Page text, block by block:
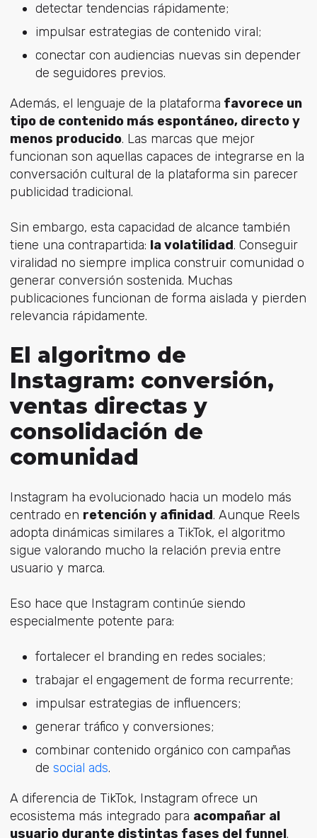
detectar tendencias rápidamente;
impulsar estrategias de contenido viral;
conectar con audiencias nuevas sin depender
de seguidores previos.
Además, el lenguaje de la plataforma favorece un
tipo de contenido más espontáneo, directo y
menos producido. Las marcas que mejor
funcionan son aquellas capaces de integrarse en la
conversación cultural de la plataforma sin parecer
publicidad tradicional.
Sin embargo, esta capacidad de alcance también
tiene una contrapartida: la volatilidad. Conseguir
viralidad no siempre implica construir comunidad o
generar conversión sostenida. Muchas
publicaciones funcionan de forma aislada y pierden
relevancia rápidamente.
El algoritmo de
Instagram: conversión,
ventas directas y
consolidación de
comunidad
Instagram ha evolucionado hacia un modelo más
centrado en retención y afinidad. Aunque Reels
adopta dinámicas similares a TikTok, el algoritmo
sigue valorando mucho la relación previa entre
usuario y marca.
Eso hace que Instagram continúe siendo
especialmente potente para:
fortalecer el branding en redes sociales;
trabajar el engagement de forma recurrente;
impulsar estrategias de influencers;
generar tráfico y conversiones;
combinar contenido orgánico con campañas
de social ads.
A diferencia de TikTok, Instagram ofrece un
ecosistema más integrado para acompañar al
usuario durante distintas fases del funnel.